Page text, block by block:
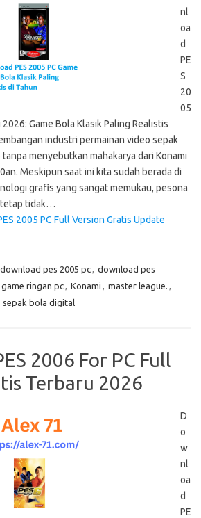
nl
oa
d
PE
S
20
05
Game Bola Klasik Paling Realistis
industri permainan video sepak
menyebutkan mahakarya dari Konami
Meskipun saat ini kita sudah berada di
grafis yang sangat memukau, pesona
tetap tidak…
2005 PC Full Version Gratis Update
download pes 2005 pc, download pes
game ringan pc, Konami , master league. ,
sepak bola digital
2006 For PC Full
Terbaru 2026
D
o
w
nl
oa
d
PE